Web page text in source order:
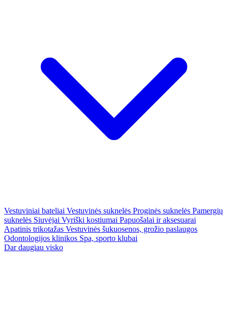
Vestuviniai bateliai Vestuvinės suknelės Proginės suknelės Pamergių
suknelės Siuvėjai Vyriški kostiumai Papuošalai ir aksesuarai
Apatinis trikotažas Vestuvinės šukuosenos, grožio paslaugos
Odontologijos klinikos Spa, sporto klubai
Dar daugiau visko